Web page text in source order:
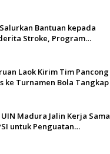
Bantuan kepada
Stroke, Program
Hari ke-61
Laok Kirim Tim Pancong
ke Turnamen Bola Tangkap
Madura Jalin Kerja Sama
untuk Penguatan
Mahasiswa